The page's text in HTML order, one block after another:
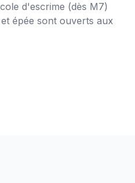
d'escrime (dès M7)
épée sont ouverts aux